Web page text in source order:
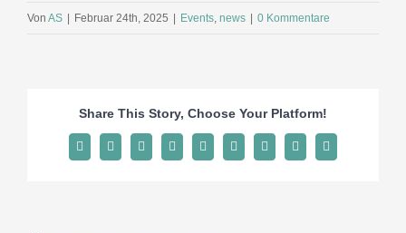
Von AS | Februar 24th, 2025 | Events news | 0 Kommentare
Share This Story, Choose Your Platform!
Facebook
X RedditLinkedInWhatsAppTumblrPinterest
Vk
E-
Mail